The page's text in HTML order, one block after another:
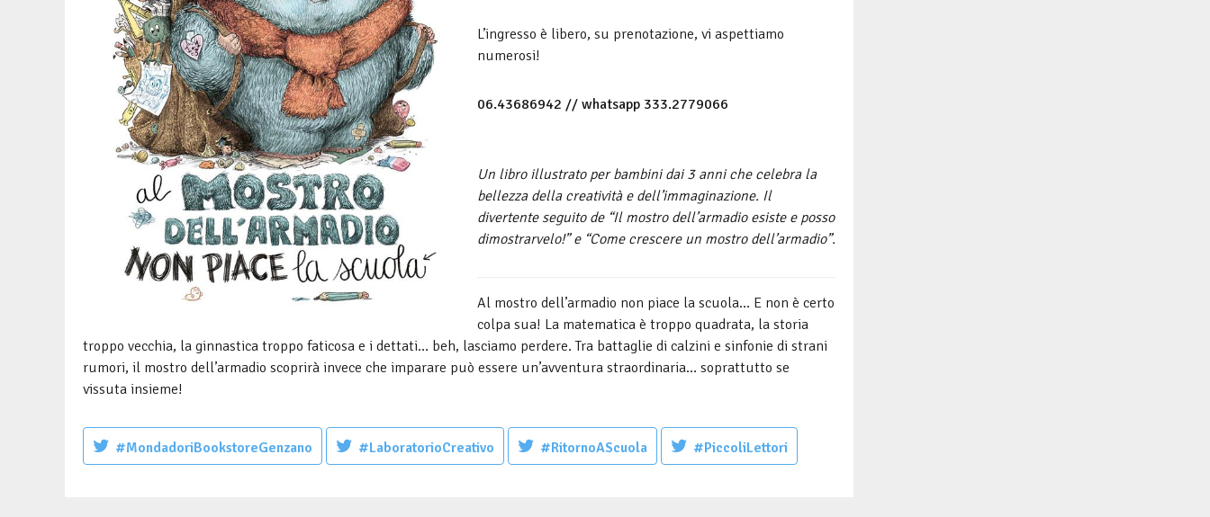
L’ingresso è libero, su prenotazione, vi aspettiamo
numerosi!
06.43686942 // whatsapp 333.2779066
Un libro illustrato per bambini dai 3 anni che celebra la
bellezza della creatività e dell’immaginazione. Il
divertente seguito de “Il mostro dell’armadio esiste e posso
dimostrarvelo!” e “Come crescere un mostro dell’armadio”.
Al mostro dell’armadio non piace la scuola… E non è certo
colpa sua! La matematica è troppo quadrata, la storia
troppo vecchia, la ginnastica troppo faticosa e i dettati… beh, lasciamo perdere. Tra battaglie di calzini e sinfonie di strani
rumori, il mostro dell’armadio scoprirà invece che imparare può essere un’avventura straordinaria… soprattutto se
vissuta insieme!
#MondadoriBookstoreGenzano #LaboratorioCreativo #RitornoAScuola #PiccoliLettori